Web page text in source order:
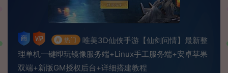
# 热门
唯美3D仙侠手游【仙剑问情】最新整
理单机一键即玩镜像服务端+Linux手工服务端+安卓苹果
双端+新版GM授权后台+详细搭建教程